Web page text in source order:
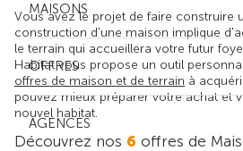
MAISONS
OFFRES
AGENCES
Vous avez le projet de faire construire
construction d'une maison implique
le terrain qui accueillera votre futur
Habitat vous propose un outil
offres de maison et de terrain à
pouvez mieux préparer votre achat et
nouvel habitat.
Découvrez nos 6 offres de